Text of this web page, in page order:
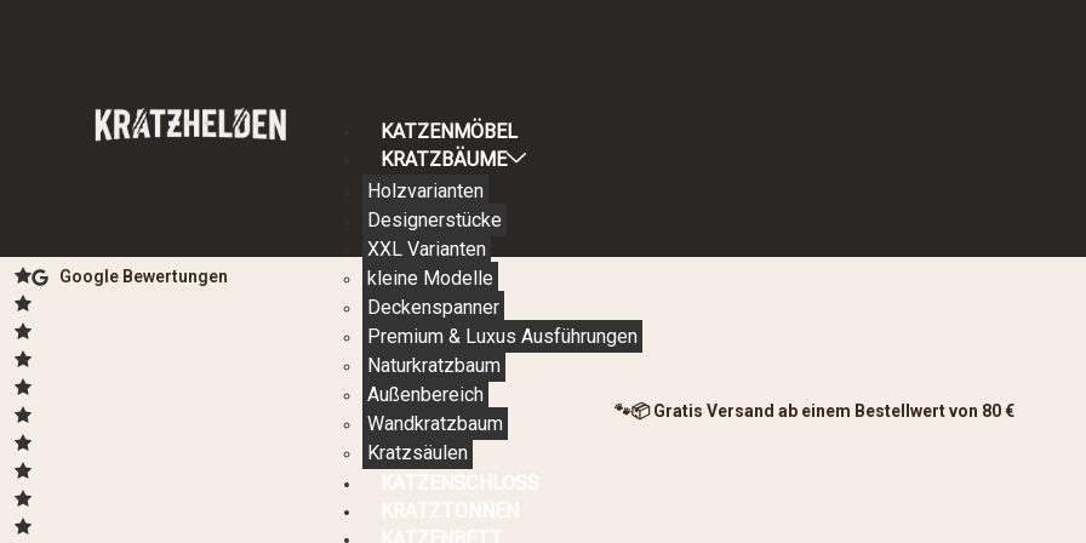
KATZENMÖBEL
KRATZBÄUME
Holzvarianten
Designerstücke
XXL Varianten
kleine Modelle
Deckenspanner
Premium & Luxus Ausführungen
Naturkratzbaum
Außenbereich
Wandkratzbaum
Kratzsäulen
KATZENSCHLOSS
KRATZTONNEN
Google Bewertungen
🐾📦 Gratis Versand ab einem Bestellwert von 80 €